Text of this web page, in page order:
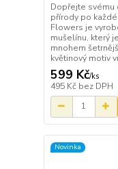
Dopřejte svému
přírody po
Flowers je
mušelínu, který
mnohem
květinový motiv
599 Kč/ks
495 Kč bez DPH
Novinka